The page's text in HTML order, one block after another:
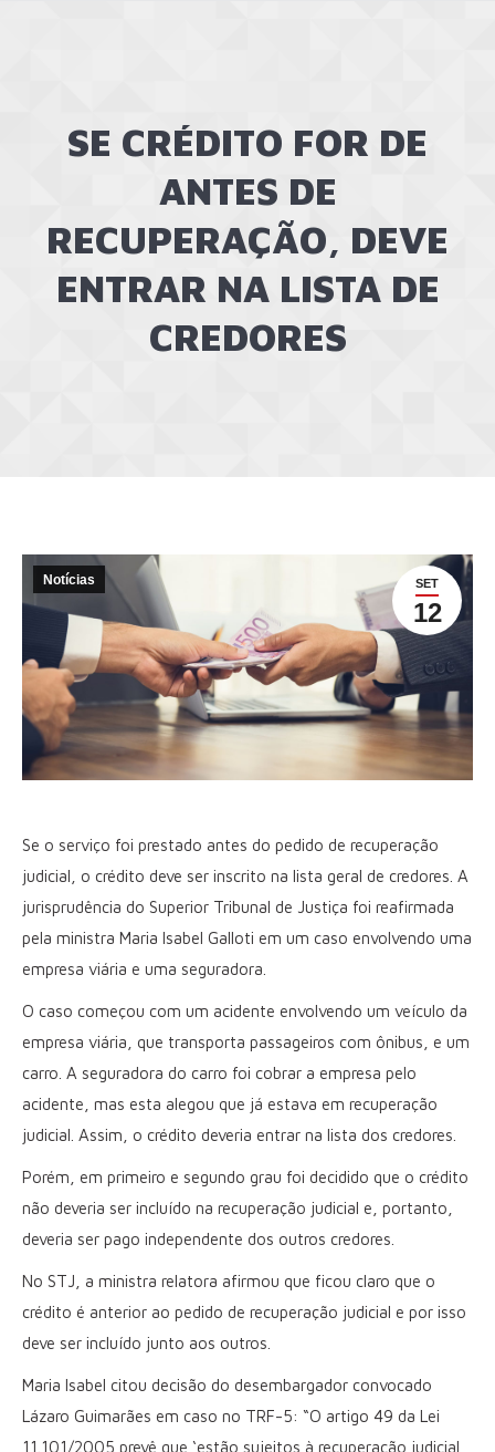
SE CRÉDITO FOR DE
ANTES DE
RECUPERAÇÃO, DEVE
ENTRAR NA LISTA DE
CREDORES
SET
12
Notícias
Se o serviço foi prestado antes do pedido de recuperação
judicial, o crédito deve ser inscrito na lista geral de credores. A
jurisprudência do Superior Tribunal de Justiça foi reafirmada
pela ministra Maria Isabel Galloti em um caso envolvendo uma
empresa viária e uma seguradora.
O caso começou com um acidente envolvendo um veículo da
empresa viária, que transporta passageiros com ônibus, e um
carro. A seguradora do carro foi cobrar a empresa pelo
acidente, mas esta alegou que já estava em recuperação
judicial. Assim, o crédito deveria entrar na lista dos credores.
Porém, em primeiro e segundo grau foi decidido que o crédito
não deveria ser incluído na recuperação judicial e, portanto,
deveria ser pago independente dos outros credores.
No STJ, a ministra relatora afirmou que ficou claro que o
crédito é anterior ao pedido de recuperação judicial e por isso
deve ser incluído junto aos outros.
Maria Isabel citou decisão do desembargador convocado
Lázaro Guimarães em caso no TRF-5: “O artigo 49 da Lei
11.101/2005 prevê que ‘estão sujeitos à recuperação judicial